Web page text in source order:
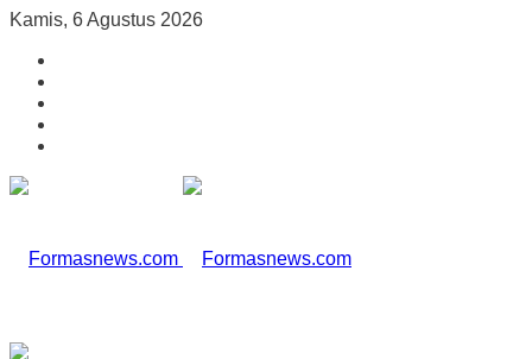
Kamis, 6 Agustus 2026